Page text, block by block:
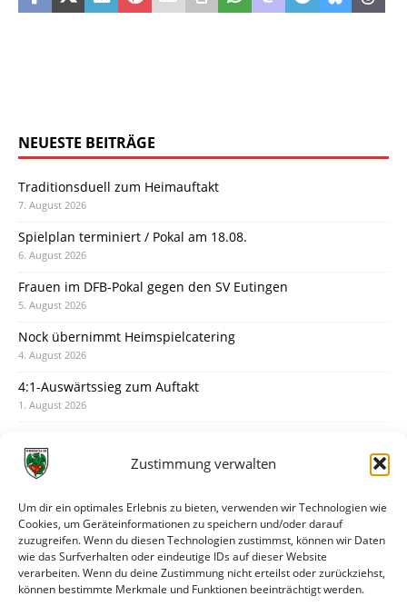
Zustimmung verwalten
Um dir ein optimales Erlebnis zu bieten, verwenden wir Technologien wie
Cookies, um Geräteinformationen zu speichern und/oder darauf
zuzugreifen. Wenn du diesen Technologien zustimmst, können wir Daten
wie das Surfverhalten oder eindeutige IDs auf dieser Website
verarbeiten. Wenn du deine Zustimmung nicht erteilst oder zurückziehst,
können bestimmte Merkmale und Funktionen beeinträchtigt werden.
NEUESTE BEITRÄGE
Traditionsduell zum Heimauftakt
7. August 2026
Spielplan terminiert / Pokal am 18.08.
6. August 2026
Frauen im DFB-Pokal gegen den SV Eutingen
5. August 2026
Nock übernimmt Heimspielcatering
4. August 2026
4:1-Auswärtssieg zum Auftakt
1. August 2026
31. Juli 2026
30. Juli 2026
Deine Spielminute: 89+1
28. Juli 2026
Neuer Rückensponsor